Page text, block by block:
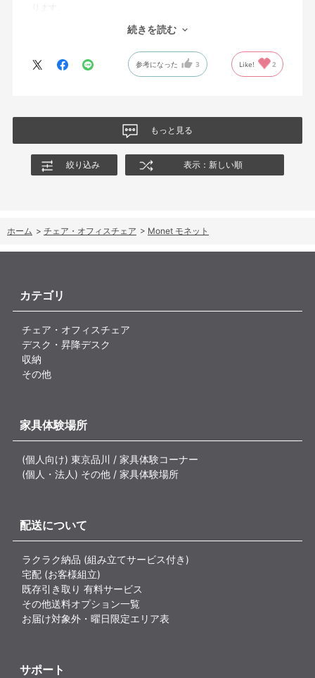
オフィスチェアにしては比較的コンパクトで家に置くのに最適で
した、座り心地も良く大変気に入っています。
今回どうしても欲しい色の組み合わせがあったので固定肘の物を
購入しましたが、欲を言えば稼働肘バージョンもバイカラーなど
続きを読む
参考になった 3 Like! 2
もっと見る
絞り込み 表示：新しい順
ホーム > チェア・オフィスチェア > Monet モネット
カテゴリ
チェア・オフィスチェア
デスク・昇降デスク
収納
その他
家具体験場所
(個人向け) 東京品川 / 家具体験コーナー
(個人・法人) その他 / 家具体験場所
配送について
ラクラク納品 (組み立てサービス付き)
宅配 (お客様組立)
既存引き取り 有料サービス
その他送料オプション一覧
お届け対象外・曜日限定エリア表
サポート